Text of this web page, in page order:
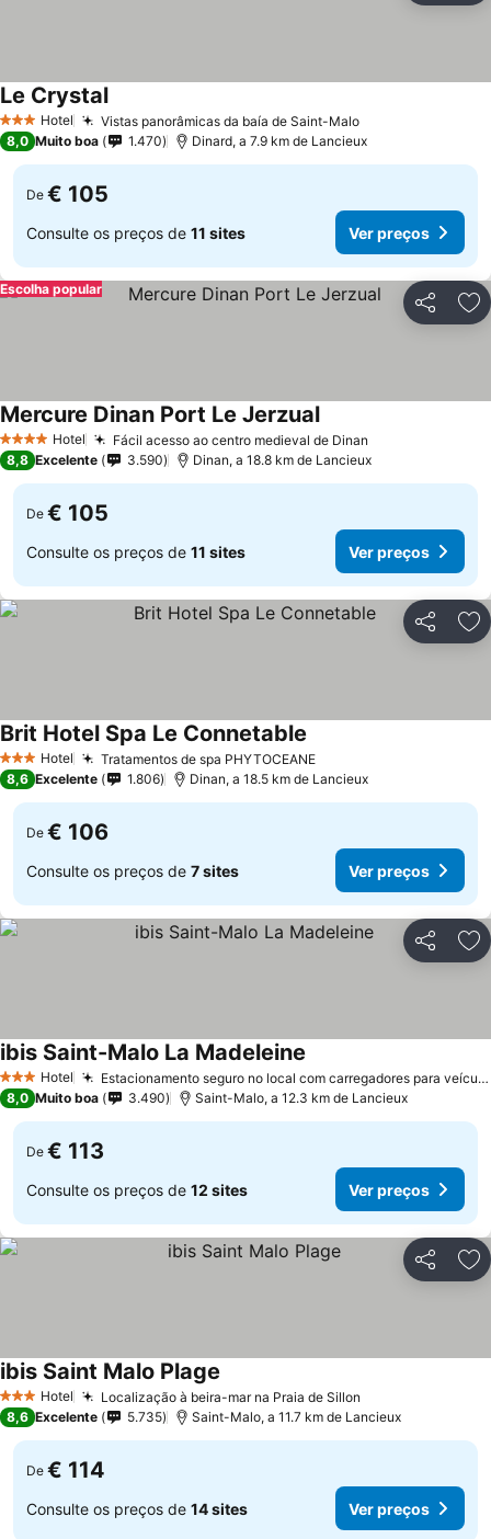
3 EstrelasHotel Vistas panorâmicas da baía de Saint-Malo
Le Crystal
8,0 Muito boa 1.470 Dinard, a 7.9 km de Lancieux
De € 105
Consulte os preços de 11 sites Ver preços
Partilhar
Escolha popular
4 EstrelasHotel Fácil acesso ao centro medieval de Dinan
Mercure Dinan Port Le Jerzual
8,8 Excelente 3.590 Dinan, a 18.8 km de Lancieux
De € 105
Consulte os preços de 11 sites Ver preços
Partilhar
3 EstrelasHotel Tratamentos de spa PHYTOCEANE
Brit Hotel Spa Le Connetable
8,6 Excelente 1.806 Dinan, a 18.5 km de Lancieux
De € 106
Consulte os preços de 7 sites Ver preços
Partilhar
3 EstrelasHotel Estacionamento seguro no local com carregadores para veículos elétricos
ibis Saint-Malo La Madeleine
8,0 Muito boa 3.490 Saint-Malo, a 12.3 km de Lancieux
De € 113
Consulte os preços de 12 sites Ver preços
Partilhar
3 EstrelasHotel Localização à beira-mar na Praia de Sillon
ibis Saint Malo Plage
8,6 Excelente 5.735 Saint-Malo, a 11.7 km de Lancieux
De € 114
Consulte os preços de 14 sites Ver preços